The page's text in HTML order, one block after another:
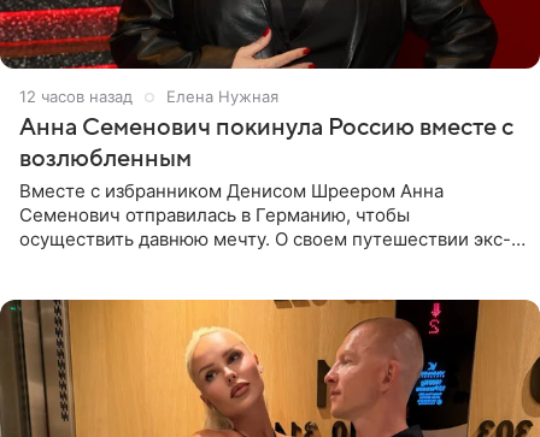
12 часов назад Елена Нужная
Анна Семенович покинула Россию вместе с
возлюбленным
Вместе с избранником Денисом Шреером Анна
Семенович отправилась в Германию, чтобы
осуществить давнюю мечту. О своем путешествии экс-